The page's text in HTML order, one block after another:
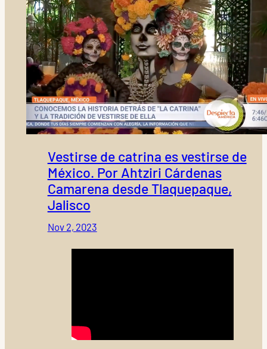
Vestirse de catrina es vestirse de
México. Por Ahtziri Cárdenas
Camarena desde Tlaquepaque,
Jalisco
Nov 2, 2023